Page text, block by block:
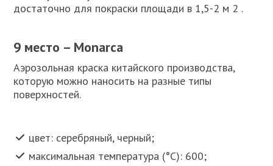
достаточно для покраски площади в 1,5-2 м 2 .
9 место – Monarca
Аэрозольная краска китайского производства,
которую можно наносить на разные типы
поверхностей.
цвет: серебряный, черный;
максимальная температура (°C): 600;